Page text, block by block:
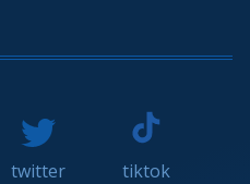
twitter tiktok